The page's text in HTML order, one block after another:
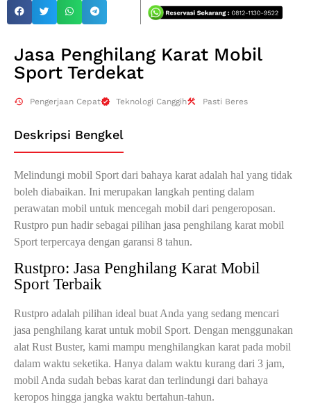
Jasa Penghilang Karat Mobil
Sport Terdekat
Pengerjaan Cepat Teknologi Canggih Pasti Beres
Deskripsi Bengkel
Melindungi mobil Sport dari bahaya karat adalah hal yang tidak
boleh diabaikan. Ini merupakan langkah penting dalam
perawatan mobil untuk mencegah mobil dari pengeroposan.
Rustpro pun hadir sebagai pilihan jasa penghilang karat mobil
Sport terpercaya dengan garansi 8 tahun.
Rustpro: Jasa Penghilang Karat Mobil
Sport Terbaik
Rustpro adalah pilihan ideal buat Anda yang sedang mencari
jasa penghilang karat untuk mobil Sport. Dengan menggunakan
alat Rust Buster, kami mampu menghilangkan karat pada mobil
dalam waktu seketika. Hanya dalam waktu kurang dari 3 jam,
mobil Anda sudah bebas karat dan terlindungi dari bahaya
keropos hingga jangka waktu bertahun-tahun.